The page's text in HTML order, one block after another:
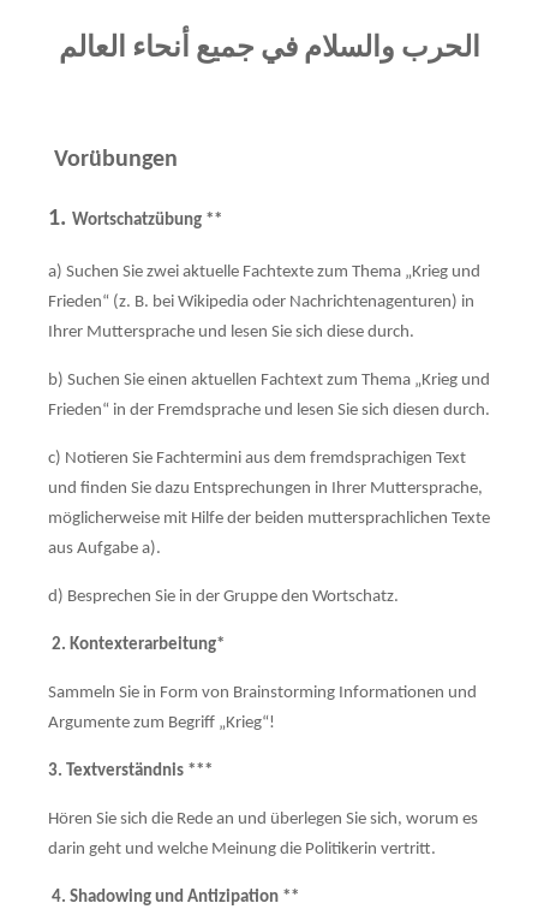
الحرب والسلام في جميع أنحاء العالم
Vorübungen
1. Wortschatzübung **
a) Suchen Sie zwei aktuelle Fachtexte zum Thema „Krieg und
Frieden“ (z. B. bei Wikipedia oder Nachrichtenagenturen) in
Ihrer Muttersprache und lesen Sie sich diese durch.
b) Suchen Sie einen aktuellen Fachtext zum Thema „Krieg und
Frieden“ in der Fremd­sprache und lesen Sie sich diesen durch.
c) Notieren Sie Fachtermini aus dem fremdsprachigen Text
und finden Sie dazu Ent­sprechungen in Ihrer Muttersprache,
möglicherweise mit Hilfe der beiden muttersprach­lichen Texte
aus Aufgabe a).
d) Besprechen Sie in der Gruppe den Wortschatz.
2. Kontexterarbeitung*
Sammeln Sie in Form von Brainstorming Informationen und
Argumente zum Begriff „Krieg“!
3. Textverständnis ***
Hören Sie sich die Rede an und überlegen Sie sich, worum es
darin geht und welche Mei­nung die Politikerin vertritt.
4. Shadowing und Antizipation **